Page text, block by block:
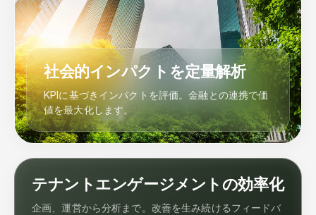
社会的インパクトを定量解析
KPIに基づきインパクトを評価。金融との連携で価
値を最大化します。
テナントエンゲージメントの効率化
企画、運営から分析まで。改善を生み続けるフィードバ